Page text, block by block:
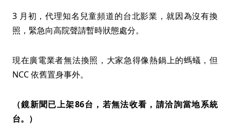
3 月初，代理知名兒童頻道的台北影業，就因為沒有換
照，緊急向高院聲請暫時狀態處分。
現在廣電業者無法換照，大家急得像熱鍋上的螞蟻，但
NCC 依舊置身事外。
（鏡新聞已上架86台，若無法收看，請洽詢當地系統
台。）